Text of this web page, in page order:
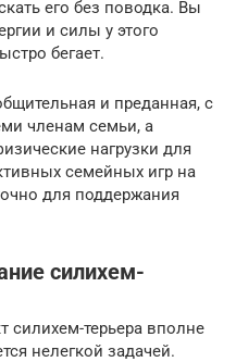
его без поводка. Вы
и силы у этого
бегает.
и преданная, с
членам семьи, а
нагрузки для
семейных игр на
для поддержания
силихем-
силихем-терьера вполне
нелегкой задачей.